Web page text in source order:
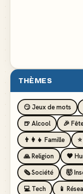
THÈMES
😏 Jeux de mots
🍺 Alcool
🎉
👨‍👩‍👧 Famille
🙏 Religion
🖤
🗞️ Société
🤯
💻 Tech
📱